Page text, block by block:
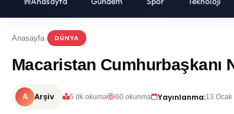
Anasayfa DÜNYA
Macaristan Cumhurbaşkanı
A Arşiv 5 dk okuma 60 okunma Yayınlanma:13